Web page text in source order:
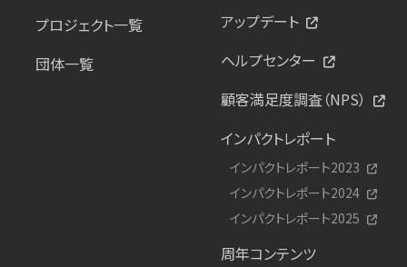
プロジェクト一覧
団体一覧
アップデート
ヘルプセンター
顧客満足度調査（NPS）
インパクトレポート
インパクトレポート2023
インパクトレポート2024
インパクトレポート2025
周年コンテンツ